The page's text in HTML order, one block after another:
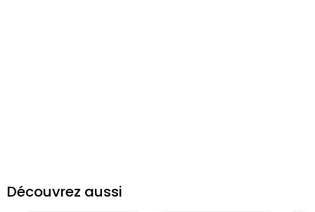
Découvrez aussi